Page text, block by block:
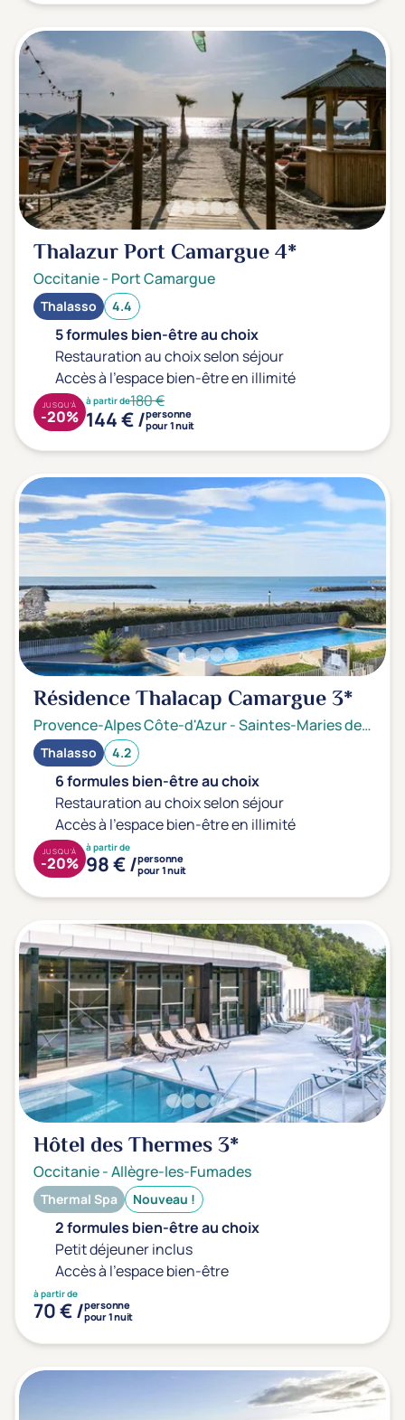
Thalazur Port Camargue4*
Occitanie- Port Camargue
Thalasso 4.4
5 formules bien-être au choix
Restauration au choix selon séjour
Accès à l'espace bien-être en illimité
à partir de180 €
144 € /personne
pour 1 nuit
JUSQU'À
-20%
Résidence Thalacap Camargue3*
Provence-Alpes Côte-d'Azur-Saintes-Maries de la mer
Thalasso 4.2
6 formules bien-être au choix
Restauration au choix selon séjour
Accès à l'espace bien-être en illimité
à partir de
98 € /personne
pour 1 nuit
JUSQU'À
-20%
Hôtel des Thermes3*
Occitanie-Allègre-les-Fumades
Thermal Spa Nouveau !
2 formules bien-être au choix
Petit déjeuner inclus
Accès à l'espace bien-être
à partir de
70 € /personne
pour 1 nuit